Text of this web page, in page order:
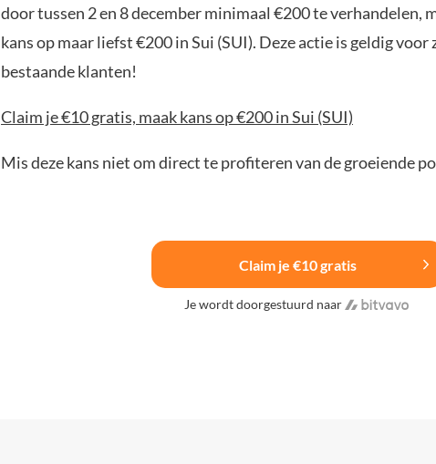
door tussen 2 en 8 december minimaal €200 te verhandelen,
kans op maar liefst €200 in Sui (SUI). Deze actie is geldig voor
bestaande klanten!
Claim je €10 gratis, maak kans op €200 in Sui (SUI)
Mis deze kans niet om direct te profiteren van de groeiende
Claim je €10 gratis
Je wordt doorgestuurd naar